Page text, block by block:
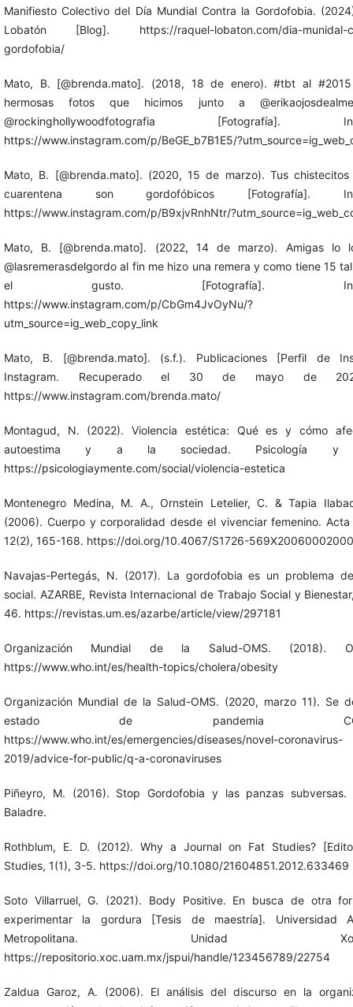
Manifiesto Colectivo del Día Mundial Contra la Gordofobia.
Lobatón [Blog]. https://raquel-lobaton.com/dia-munidal-
gordofobia/
Mato, B. [@brenda.mato]. (2018, 18 de enero). #tbt al
hermosas fotos que hicimos junto a
@rockinghollywoodfotografia [Fotografía].
https://www.instagram.com/p/BeGE_b7B1E5/
Mato, B. [@brenda.mato]. (2020, 15 de marzo). Tus
cuarentena son gordofóbicos [Fotografía].
https://www.instagram.com/p/B9xjvRnhNtr/
Mato, B. [@brenda.mato]. (2022, 14 de marzo). Amigas lo
@lasremerasdelgordo al fin me hizo una remera y como tiene 15
el gusto. [Fotografía].
https://www.instagram.com/p/CbGm4JvOyNu/?
utm_source=ig_web_copy_link
Mato, B. [@brenda.mato]. (s.f.). Publicaciones [Perfil de
Instagram. Recuperado el 30 de mayo de
https://www.instagram.com/brenda.mato/
Montagud, N. (2022). Violencia estética: Qué es y cómo
autoestima y a la sociedad. Psicología y
https://psicologiaymente.com/social/violencia-estetica
Montenegro Medina, M. A., Ornstein Letelier, C. & Tapia
(2006). Cuerpo y corporalidad desde el vivenciar femenino.
12(2), 165-168. https://doi.org/10.4067/S1726-
Navajas-Pertegás, N. (2017). La gordofobia es un problema
social. AZARBE, Revista Internacional de Trabajo Social y
46. https://revistas.um.es/azarbe/article/view/297181
Organización Mundial de la Salud-OMS. (2018).
https://www.who.int/es/health-topics/cholera/obesity
Organización Mundial de la Salud-OMS. (2020, marzo 11). Se
estado de pandemia
https://www.who.int/es/emergencies/diseases/novel-coronavirus-
2019/advice-for-public/q-a-coronaviruses
Piñeyro, M. (2016). Stop Gordofobia y las panzas subversas.
Baladre.
Rothblum, E. D. (2012). Why a Journal on Fat Studies?
Studies, 1(1), 3-5. https://doi.org/10.1080/21604851.2012.633469
Soto Villarruel, G. (2021). Body Positive. En busca de otra
experimentar la gordura [Tesis de maestría]. Universidad
Metropolitana. Unidad
https://repositorio.xoc.uam.mx/jspui/handle/123456789/22754
Zaldua Garoz, A. (2006). El análisis del discurso en la